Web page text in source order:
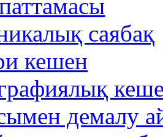
саябақ
кешен
демалу